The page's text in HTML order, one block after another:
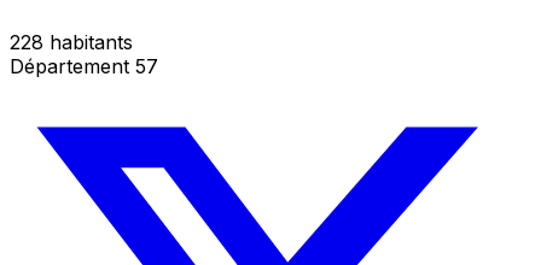
228 habitants
Département 57